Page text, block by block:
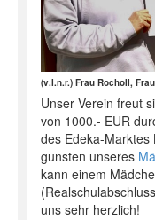
(v.l.n.r.) Frau Rocholl,
Unser Verein freut
von 1000.- EUR
des Edeka-Marktes
gunsten unseres
kann einem
uns sehr herzlich!